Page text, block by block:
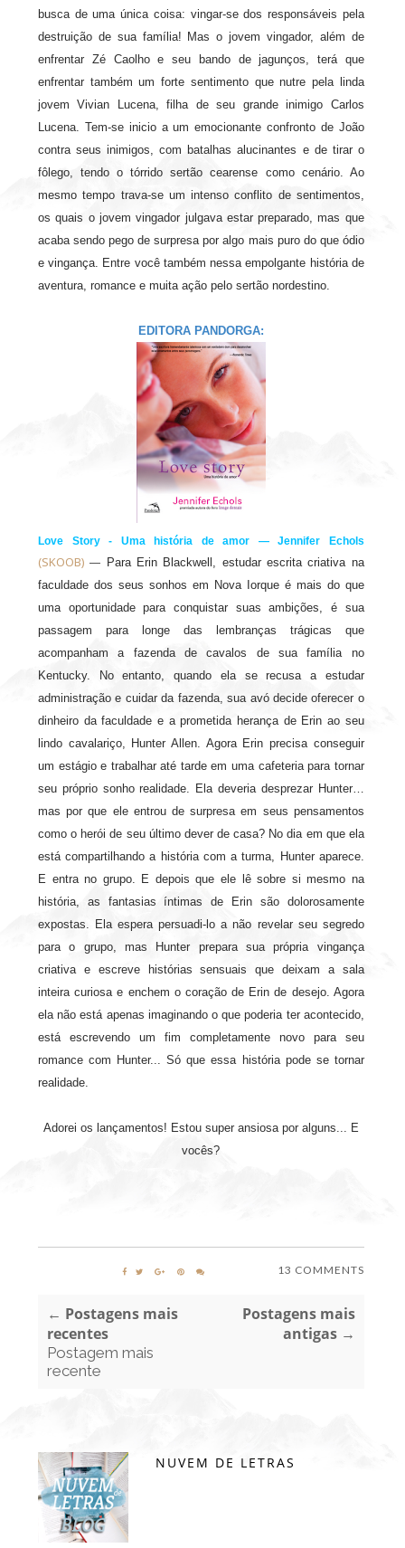
busca de uma única coisa: vingar-se dos responsáveis pela
destruição de sua família! Mas o jovem vingador, além de
enfrentar Zé Caolho e seu bando de jagunços, terá que
enfrentar também um forte sentimento que nutre pela linda
jovem Vivian Lucena, filha de seu grande inimigo Carlos
Lucena. Tem-se inicio a um emocionante confronto de João
contra seus inimigos, com batalhas alucinantes e de tirar o
fôlego, tendo o tórrido sertão cearense como cenário. Ao
mesmo tempo trava-se um intenso conflito de sentimentos,
os quais o jovem vingador julgava estar preparado, mas que
acaba sendo pego de surpresa por algo mais puro do que ódio
e vingança. Entre você também nessa empolgante história de
aventura, romance e muita ação pelo sertão nordestino.
EDITORA PANDORGA:
Love Story - Uma história de amor — Jennifer Echols
(SKOOB) —
Para Erin Blackwell, estudar escrita criativa na
faculdade dos seus sonhos em Nova Iorque é mais do que
uma oportunidade para conquistar suas ambições, é sua
passagem para longe das lembranças trágicas que
acompanham a fazenda de cavalos de sua família no
Kentucky. No entanto, quando ela se recusa a estudar
administração e cuidar da fazenda, sua avó decide oferecer o
dinheiro da faculdade e a prometida herança de Erin ao seu
lindo cavalariço, Hunter Allen. Agora Erin precisa conseguir
um estágio e trabalhar até tarde em uma cafeteria para tornar
seu próprio sonho realidade. Ela deveria desprezar Hunter…
mas por que ele entrou de surpresa em seus pensamentos
como o herói de seu último dever de casa? No dia em que ela
está compartilhando a história com a turma, Hunter aparece.
E entra no grupo. E depois que ele lê sobre si mesmo na
história, as fantasias íntimas de Erin são dolorosamente
expostas. Ela espera persuadi-lo a não revelar seu segredo
para o grupo, mas Hunter prepara sua própria vingança
criativa e escreve histórias sensuais que deixam a sala
inteira curiosa e enchem o coração de Erin de desejo. Agora
ela não está apenas imaginando o que poderia ter acontecido,
está escrevendo um fim completamente novo para seu
romance com Hunter... Só que essa história pode se tornar
realidade.
Adorei os lançamentos! Estou super ansiosa por alguns... E
vocês?
13 COMMENTS
← Postagens mais
recentes
Postagem mais
recente
Postagens mais
antigas →
NUVEM DE LETRAS